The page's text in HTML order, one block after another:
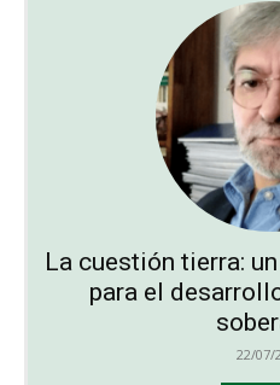
La cuestión tierra:
para el
22/07/